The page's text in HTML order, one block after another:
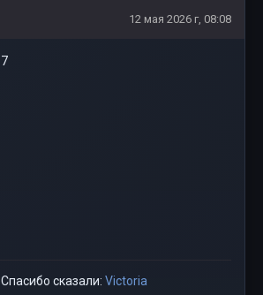
12 мая 2026 г, 08:08
7
Спасибо сказали: Victoria